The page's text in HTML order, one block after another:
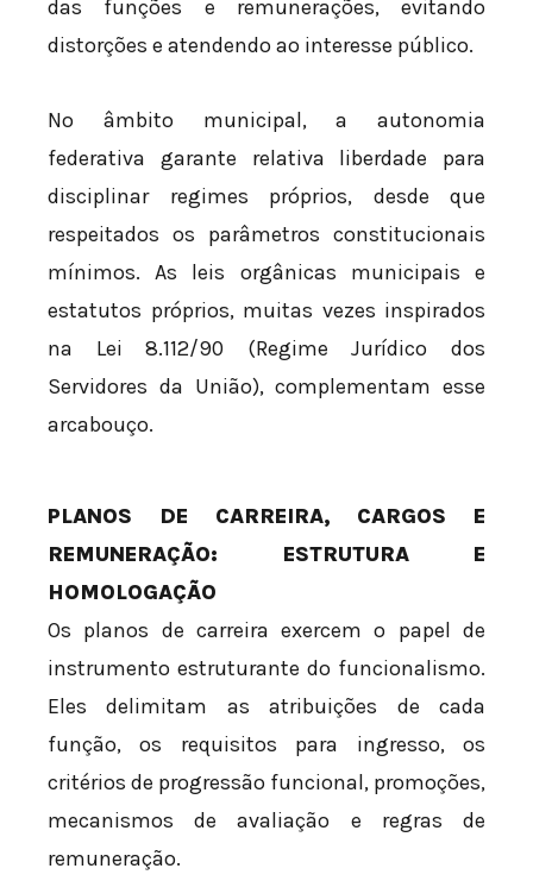
das funções e remunerações, evitando
distorções e atendendo ao interesse público.
No âmbito municipal, a autonomia
federativa garante relativa liberdade para
disciplinar regimes próprios, desde que
respeitados os parâmetros constitucionais
mínimos. As leis orgânicas municipais e
estatutos próprios, muitas vezes inspirados
na Lei 8.112/90 (Regime Jurídico dos
Servidores da União), complementam esse
arcabouço.
PLANOS DE CARREIRA, CARGOS E
REMUNERAÇÃO: ESTRUTURA E
HOMOLOGAÇÃO
Os planos de carreira exercem o papel de
instrumento estruturante do funcionalismo.
Eles delimitam as atribuições de cada
função, os requisitos para ingresso, os
critérios de progressão funcional, promoções,
mecanismos de avaliação e regras de
remuneração.